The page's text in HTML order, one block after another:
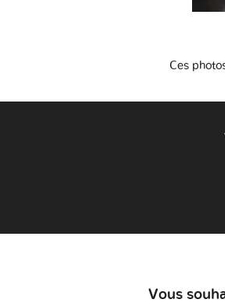
Ces
Vous